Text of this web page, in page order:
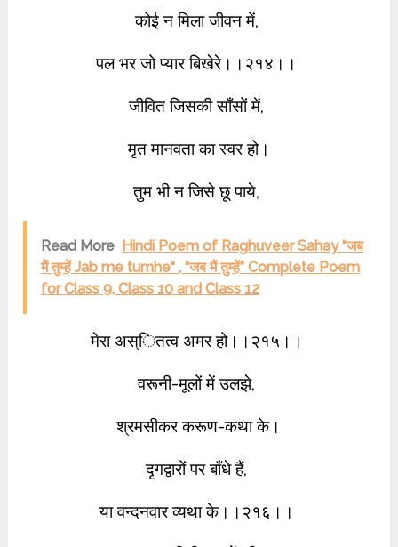
कोई न मिला जीवन में,
पल भर जो प्यार बिखेरे।।२१४।।
जीवित जिसकी साँसों में,
मृत मानवता का स्वर हो।
तुम भी न जिसे छू पाये,
Read More Hindi Poem of Raghuveer Sahay “जब
मैं तुम्हें Jab me tumhe“ , “जब मैं तुम्हें” Complete Poem
for Class 9, Class 10 and Class 12
मेरा अस्ितत्व अमर हो।।२१५।।
वरूनी-मूलों में उलझे,
श्रमसीकर करूण-कथा के।
दृगद्वारों पर बाँधे हैं,
या वन्दनवार व्यथा के।।२१६।।